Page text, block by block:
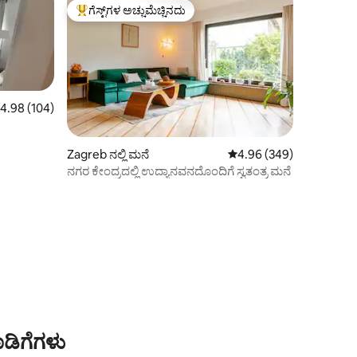
4.98 ಸರಾಸರಿ ರೇಟಿಂಗ್, 104 ವಿಮರ್ಶೆಗಳು
4.98 (104)
ಗೆಸ್ಟ್‌ಗಳಿಗೆ ಅತಿ ಹೆಚ್ಚು ಅಚ್ಚುಮೆಚ್ಚಿನದು
ಗೆಸ್ಟ್‌ಗಳ ಅಚ್ಚುಮೆಚ್ಚಿನದು
Zagreb ನಲ್ಲಿ ಮನೆ 5 ರಲ್ಲಿ 4.96 ಸರಾಸರಿ
4.96 (349)
ನಗರ ಕೇಂದ್ರದಲ್ಲಿ ಉದ್ಯಾನವನದೊಂದಿಗೆ ಸ್ವತಂತ್ರ ಮನೆ